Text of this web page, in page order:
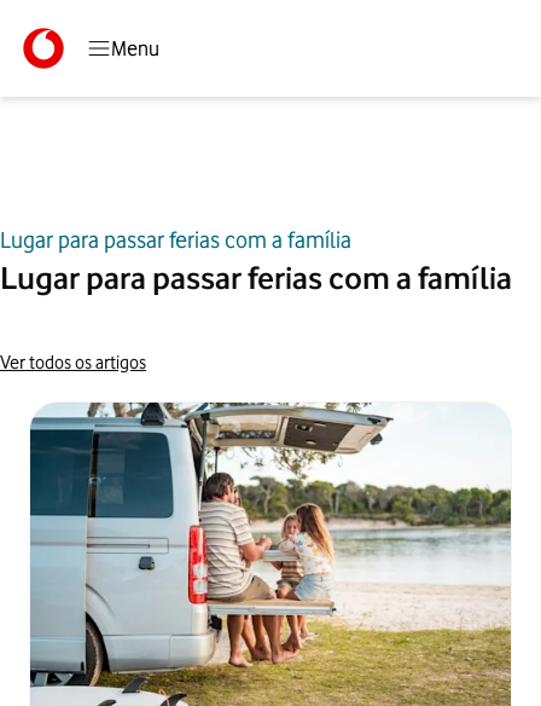
Menu
Lugar para passar ferias com a família
Lugar para passar feriascom a família
Artigos
Ver todos os artigos